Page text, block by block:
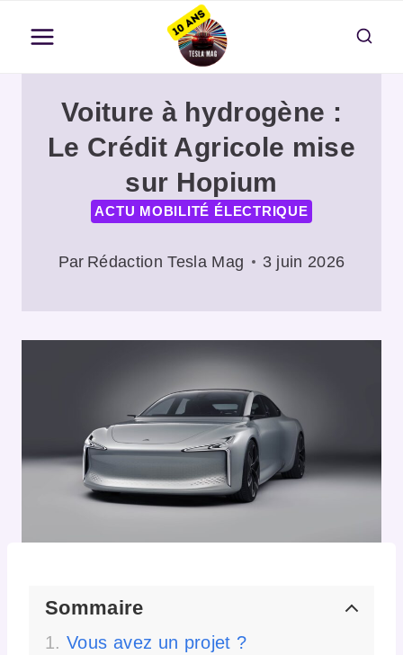
contenu
Voiture à hydrogène :
Le Crédit Agricole mise
sur Hopium
ACTU MOBILITÉ ÉLECTRIQUE
Par Rédaction Tesla Mag 3 juin 2026
Sommaire
Vous avez un projet ?